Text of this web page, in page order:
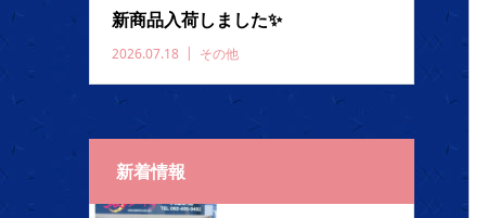
新商品入荷しました✨️
2026.07.18 その他
新着情報